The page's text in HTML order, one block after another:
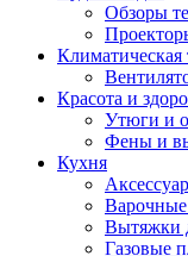
Обзоры
Климатическая
Красота и
Утюги и
Фены и
Кухня
Вытяжки
Газовые